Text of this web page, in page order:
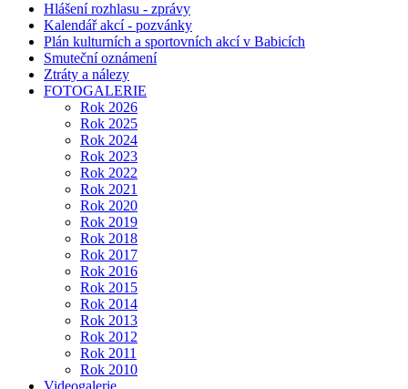
Hlášení rozhlasu - zprávy
Kalendář akcí - pozvánky
Plán kulturních a sportovních akcí v Babicích
Smuteční oznámení
Ztráty a nálezy
FOTOGALERIE
Rok 2026
Rok 2025
Rok 2024
Rok 2023
Rok 2022
Rok 2021
Rok 2020
Rok 2019
Rok 2018
Rok 2017
Rok 2016
Rok 2015
Rok 2014
Rok 2013
Rok 2012
Rok 2011
Rok 2010